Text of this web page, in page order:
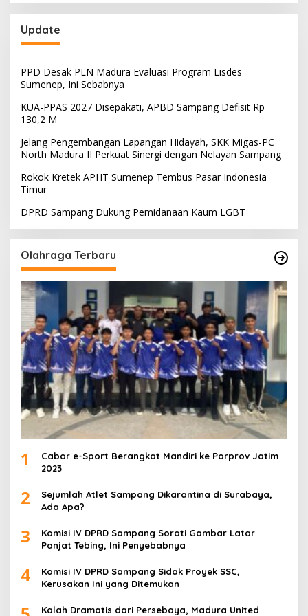
Update
PPD Desak PLN Madura Evaluasi Program Lisdes
Sumenep, Ini Sebabnya
KUA-PPAS 2027 Disepakati, APBD Sampang Defisit Rp
130,2 M
Jelang Pengembangan Lapangan Hidayah, SKK Migas-PC
North Madura II Perkuat Sinergi dengan Nelayan Sampang
Rokok Kretek APHT Sumenep Tembus Pasar Indonesia
Timur
DPRD Sampang Dukung Pemidanaan Kaum LGBT
Olahraga Terbaru
1
Cabor e-Sport Berangkat Mandiri ke Porprov Jatim
2023
2
Sejumlah Atlet Sampang Dikarantina di Surabaya,
Ada Apa?
3
Komisi IV DPRD Sampang Soroti Gambar Latar
Panjat Tebing, Ini Penyebabnya
4
Komisi IV DPRD Sampang Sidak Proyek SSC,
Kerusakan Ini yang Ditemukan
Kalah Dramatis dari Persebaya, Madura United